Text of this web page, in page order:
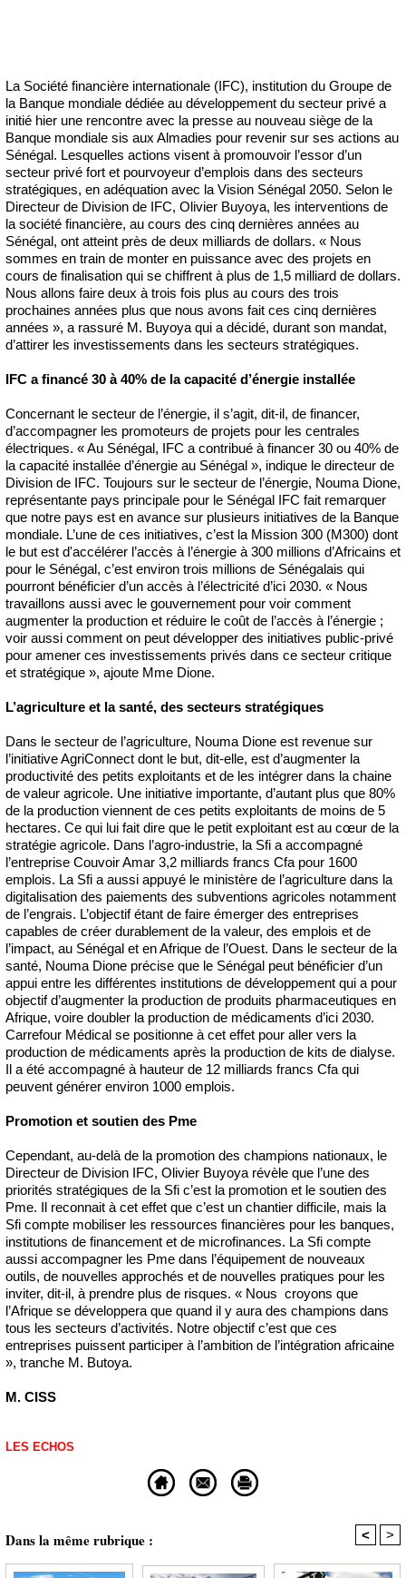
La Société financière internationale (IFC), institution du Groupe de
la Banque mondiale dédiée au développement du secteur privé a
initié hier une rencontre avec la presse au nouveau siège de la
Banque mondiale sis aux Almadies pour revenir sur ses actions au
Sénégal. Lesquelles actions visent à promouvoir l’essor d’un
secteur privé fort et pourvoyeur d’emplois dans des secteurs
stratégiques, en adéquation avec la Vision Sénégal 2050. Selon le
Directeur de Division de IFC, Olivier Buyoya, les interventions de
la société financière, au cours des cinq dernières années au
Sénégal, ont atteint près de deux milliards de dollars. « Nous
sommes en train de monter en puissance avec des projets en
cours de finalisation qui se chiffrent à plus de 1,5 milliard de dollars.
Nous allons faire deux à trois fois plus au cours des trois
prochaines années plus que nous avons fait ces cinq dernières
années », a rassuré M. Buyoya qui a décidé, durant son mandat,
d’attirer les investissements dans les secteurs stratégiques.
IFC a financé 30 à 40% de la capacité d’énergie installée
Concernant le secteur de l’énergie, il s’agit, dit-il, de financer,
d’accompagner les promoteurs de projets pour les centrales
électriques. « Au Sénégal, IFC a contribué à financer 30 ou 40% de
la capacité installée d’énergie au Sénégal », indique le directeur de
Division de IFC. Toujours sur le secteur de l’énergie, Nouma Dione,
représentante pays principale pour le Sénégal IFC fait remarquer
que notre pays est en avance sur plusieurs initiatives de la Banque
mondiale. L’une de ces initiatives, c’est la Mission 300 (M300) dont
le but est d'accélérer l’accès à l’énergie à 300 millions d’Africains et
pour le Sénégal, c’est environ trois millions de Sénégalais qui
pourront bénéficier d’un accès à l’électricité d’ici 2030. « Nous
travaillons aussi avec le gouvernement pour voir comment
augmenter la production et réduire le coût de l’accès à l’énergie ;
voir aussi comment on peut développer des initiatives public-privé
pour amener ces investissements privés dans ce secteur critique
et stratégique », ajoute Mme Dione.
L’agriculture et la santé, des secteurs stratégiques
Dans le secteur de l’agriculture, Nouma Dione est revenue sur
l’initiative AgriConnect dont le but, dit-elle, est d’augmenter la
productivité des petits exploitants et de les intégrer dans la chaine
de valeur agricole. Une initiative importante, d’autant plus que 80%
de la production viennent de ces petits exploitants de moins de 5
hectares. Ce qui lui fait dire que le petit exploitant est au cœur de la
stratégie agricole. Dans l’agro-industrie, la Sfi a accompagné
l’entreprise Couvoir Amar 3,2 milliards francs Cfa pour 1600
emplois. La Sfi a aussi appuyé le ministère de l’agriculture dans la
digitalisation des paiements des subventions agricoles notamment
de l’engrais. L’objectif étant de faire émerger des entreprises
capables de créer durablement de la valeur, des emplois et de
l’impact, au Sénégal et en Afrique de l’Ouest. Dans le secteur de la
santé, Nouma Dione précise que le Sénégal peut bénéficier d’un
appui entre les différentes institutions de développement qui a pour
objectif d’augmenter la production de produits pharmaceutiques en
Afrique, voire doubler la production de médicaments d’ici 2030.
Carrefour Médical se positionne à cet effet pour aller vers la
production de médicaments après la production de kits de dialyse.
Il a été accompagné à hauteur de 12 milliards francs Cfa qui
peuvent générer environ 1000 emplois.
Promotion et soutien des Pme
Cependant, au-delà de la promotion des champions nationaux, le
Directeur de Division IFC, Olivier Buyoya révèle que l’une des
priorités stratégiques de la Sfi c’est la promotion et le soutien des
Pme. Il reconnait à cet effet que c’est un chantier difficile, mais la
Sfi compte mobiliser les ressources financières pour les banques,
institutions de financement et de microfinances. La Sfi compte
aussi accompagner les Pme dans l’équipement de nouveaux
outils, de nouvelles approchés et de nouvelles pratiques pour les
inviter, dit-il, à prendre plus de risques. « Nous croyons que
l’Afrique se développera que quand il y aura des champions dans
tous les secteurs d’activités. Notre objectif c’est que ces
entreprises puissent participer à l’ambition de l’intégration africaine
», tranche M. Butoya.
M. CISS
LES ECHOS
Dans la même rubrique : < >